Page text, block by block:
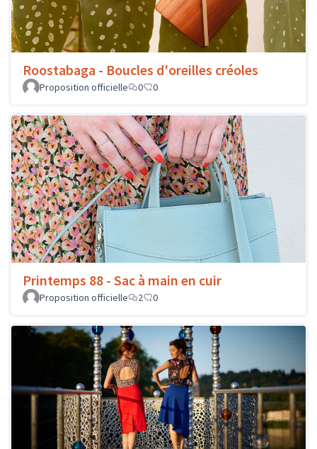
Roostabaga - Boucles d'oreilles créoles
Proposition officielle 0 0
Printemps 88 - Sac à main en cuir
Proposition officielle 2 0